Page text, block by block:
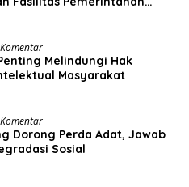
Melindungi Hak
Masyarakat
Dorong Perda Adat, Jawab
Sosial